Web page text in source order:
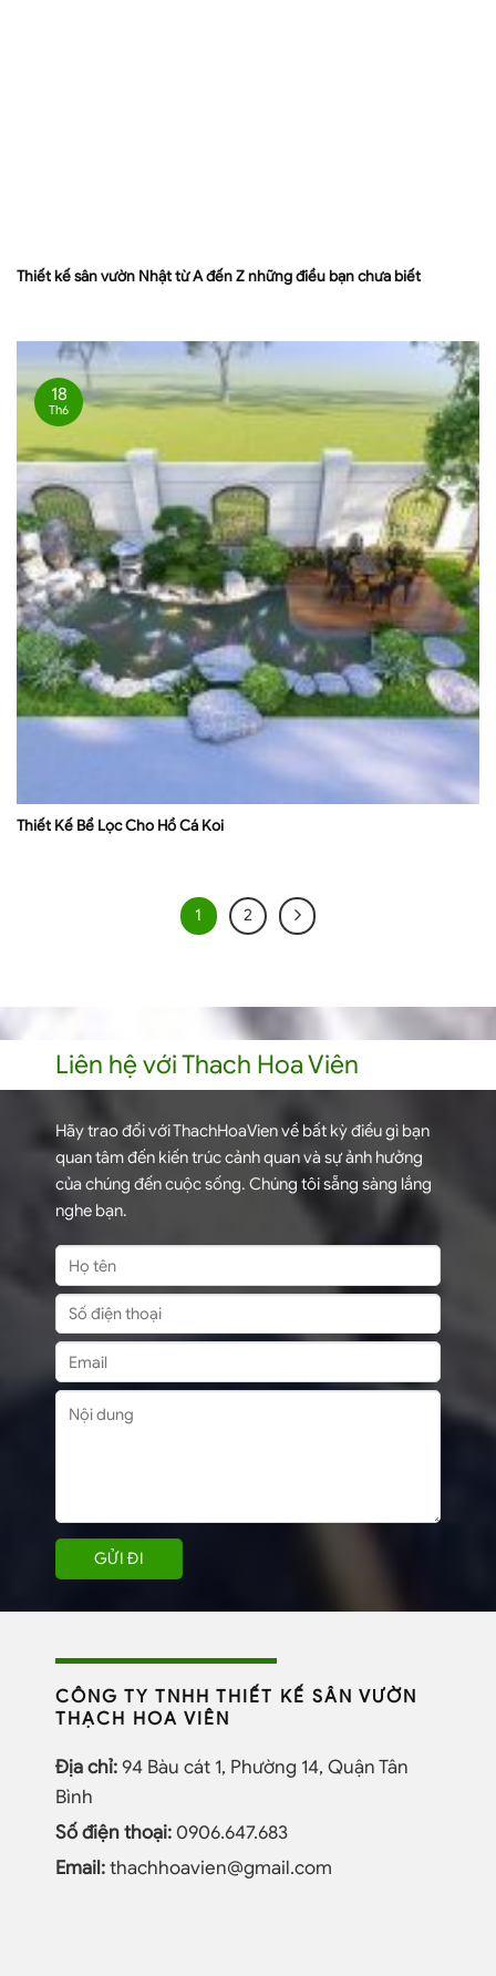
Thiết kế sân vườn Nhật từ A đến Z những điều bạn chưa biết
Thiết Kế Bể Lọc Cho Hồ Cá Koi
18
Th6
1 2
Liên hệ với Thach Hoa Viên
Hãy trao đổi với ThachHoaVien về bất kỳ điều gì bạn
quan tâm đến kiến trúc cảnh quan và sự ảnh hưởng
của chúng đến cuộc sống. Chúng tôi sẵng sàng lắng
nghe bạn.
CÔNG TY TNHH THIẾT KẾ SÂN VƯỜN
THẠCH HOA VIÊN
Địa chỉ:94 Bàu cát 1, Phường 14, Quận Tân
Bình
Số điện thoại:0906.647.683
Email:thachhoavien@gmail.com